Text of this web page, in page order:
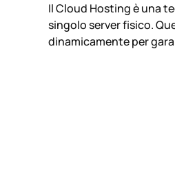
Il Cloud Hosting è una
singolo server fisico.
dinamicamente per